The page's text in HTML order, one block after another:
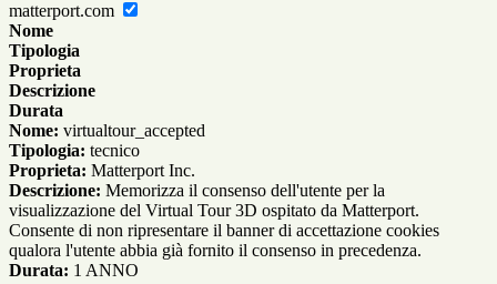
matterport.com
Nome
Tipologia
Proprieta
Descrizione
Durata
Nome: virtualtour_accepted
Tipologia: tecnico
Proprieta: Matterport Inc.
Descrizione: Memorizza il consenso dell'utente per la
visualizzazione del Virtual Tour 3D ospitato da Matterport.
Consente di non ripresentare il banner di accettazione cookies
qualora l'utente abbia già fornito il consenso in precedenza.
Durata: 1 ANNO